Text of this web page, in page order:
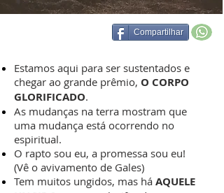
Compartilhar
Estamos aqui para ser sustentados e
chegar ao grande prêmio, O CORPO
GLORIFICADO.
As mudanças na terra mostram que
uma mudança está ocorrendo no
espiritual.
O rapto sou eu, a promessa sou eu!
(Vê o avivamento de Gales)
Tem muitos ungidos, mas há AQUELE